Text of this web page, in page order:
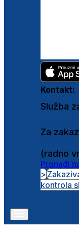
Kontakt:
Služba
Za
(radno
Pronađi
>
kontrola